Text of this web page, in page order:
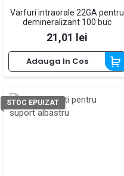
Varfuri intraorale 22GA pentru
demineralizant 100 buc
Pret
21,01 lei
Adauga In Cos
STOC EPUIZAT